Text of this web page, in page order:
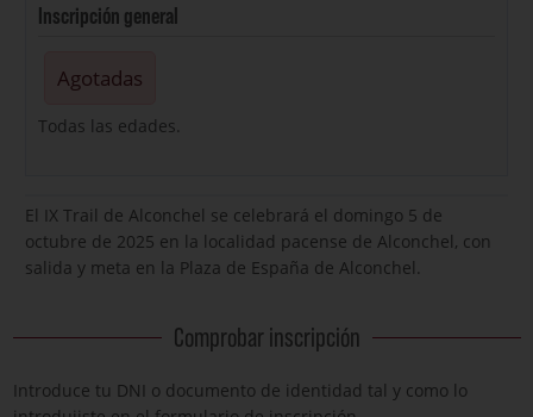
Inscripción general
Agotadas
Todas las edades.
El IX Trail de Alconchel se celebrará el domingo 5 de
octubre de 2025 en la localidad pacense de Alconchel, con
salida y meta en la Plaza de España de Alconchel.
Comprobar inscripción
Introduce tu DNI o documento de identidad tal y como lo